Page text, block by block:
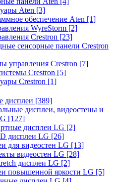
Aten [3]
обеспечение Aten [1]
WyreStorm [2]
Crestron [23]
сенсорные панели Crestron
управления Crestron [7]
Crestron [5]
Crestron [1]
дисплеи [389]
дисплеи, видеостены и
[127]
дисплеи LG [2]
дисплеи LG [26]
для видеостен LG [13]
видеостен LG [28]
дисплеи LG [2]
повышенной яркости LG [5]